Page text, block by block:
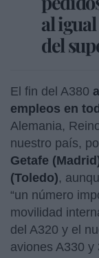
al
del
El fin del A380
empleos en
Alemania,
nuestro país,
Getafe
(Toledo),
“un número
movilidad
del A320 y el
aviones A330 y